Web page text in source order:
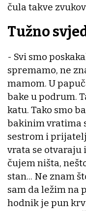
čula takve
Tužno
- Svi smo
spremamo, ne
mamom. U
bake u podrum.
katu. Tako smo
bakinim vratima
sestrom i
vrata se otvaraju
čujem ništa,
stan... Ne znam
sam da ležim na
hodnik je pun